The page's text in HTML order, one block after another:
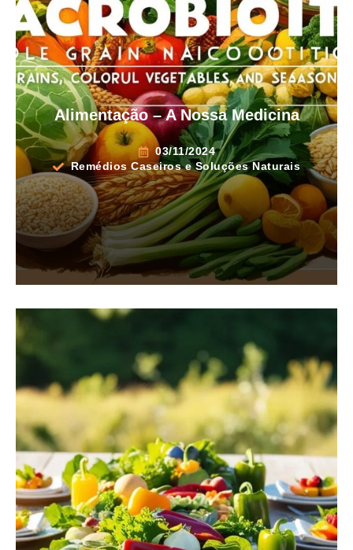
Alimentação – A Nossa Medicina
03/11/2024
Remédios Caseiros e Soluções Naturais